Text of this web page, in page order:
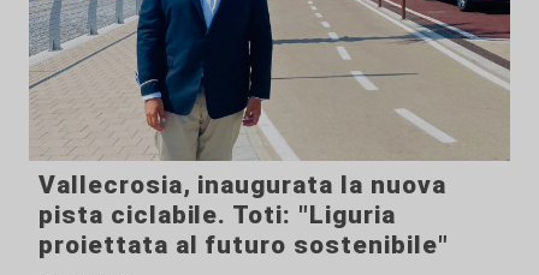
Vallecrosia, inaugurata la nuova
pista ciclabile. Toti: "Liguria
proiettata al futuro sostenibile"